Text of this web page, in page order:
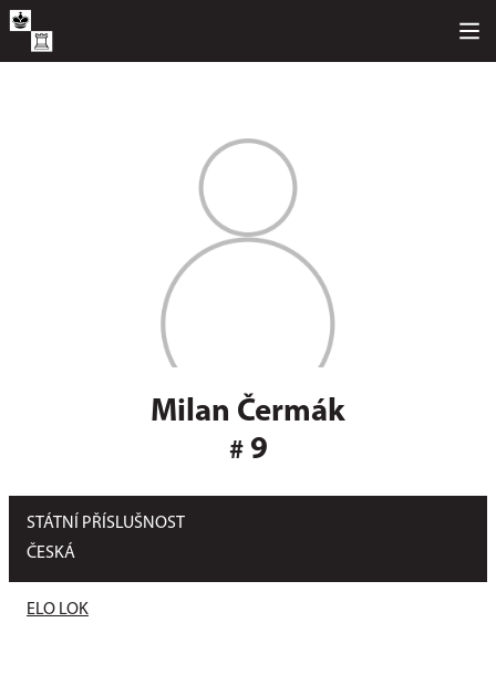
Milan Čermák
# 9
STÁTNÍ PŘÍSLUŠNOST
ČESKÁ
ELO LOK